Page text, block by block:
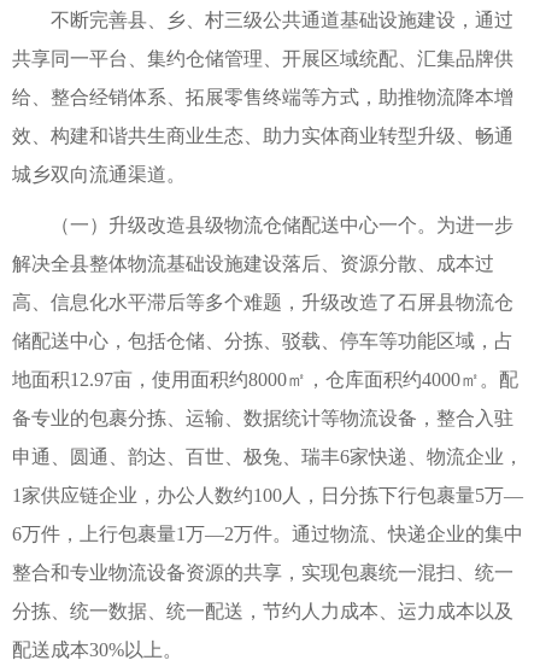
不断完善县、乡、村三级公共通道基础设施建设，通过
共享同一平台、集约仓储管理、开展区域统配、汇集品牌供
给、整合经销体系、拓展零售终端等方式，助推物流降本增
效、构建和谐共生商业生态、助力实体商业转型升级、畅通
城乡双向流通渠道。
（一）升级改造县级物流仓储配送中心一个。为进一步
解决全县整体物流基础设施建设落后、资源分散、成本过
高、信息化水平滞后等多个难题，升级改造了石屏县物流仓
储配送中心，包括仓储、分拣、驳载、停车等功能区域，占
地面积12.97亩，使用面积约8000㎡，仓库面积约4000㎡。配
备专业的包裹分拣、运输、数据统计等物流设备，整合入驻
申通、圆通、韵达、百世、极兔、瑞丰6家快递、物流企业，
1家供应链企业，办公人数约100人，日分拣下行包裹量5万—
6万件，上行包裹量1万—2万件。通过物流、快递企业的集中
整合和专业物流设备资源的共享，实现包裹统一混扫、统一
分拣、统一数据、统一配送，节约人力成本、运力成本以及
配送成本30%以上。